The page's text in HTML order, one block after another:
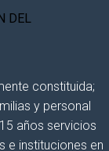
constituida;
y personal
años servicios
e instituciones en